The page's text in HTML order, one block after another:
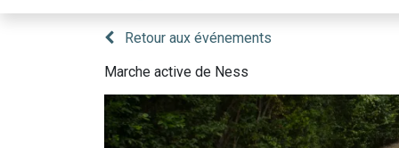
Retour aux événements
Marche active de Ness